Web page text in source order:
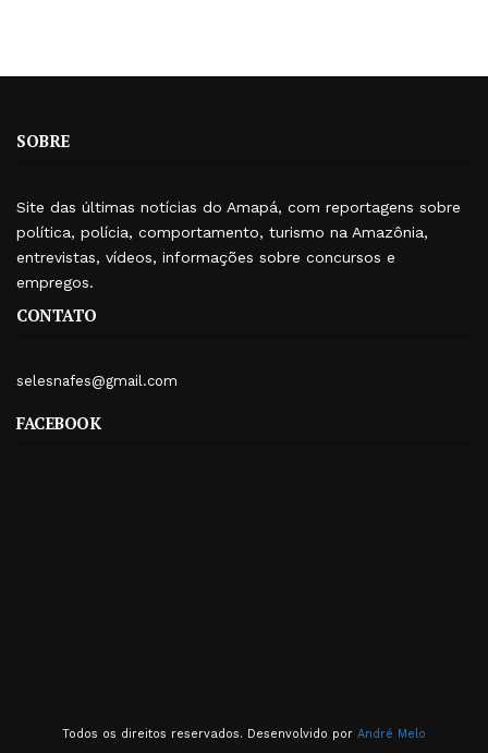
SOBRE
Site das últimas notícias do Amapá, com reportagens sobre
política, polícia, comportamento, turismo na Amazônia,
entrevistas, vídeos, informações sobre concursos e
empregos.
CONTATO
selesnafes@gmail.com
FACEBOOK
Todos os direitos reservados. Desenvolvido por André Melo